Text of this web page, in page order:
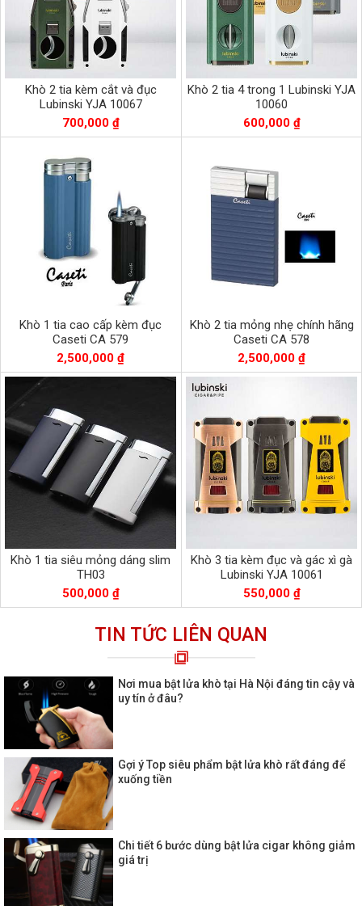
Khò 2 tia kèm cắt và đục
Lubinski YJA 10067
700,000 ₫
Khò 2 tia 4 trong 1 Lubinski YJA
10060
600,000 ₫
Khò 1 tia cao cấp kèm đục
Caseti CA 579
2,500,000 ₫
Khò 2 tia mỏng nhẹ chính hãng
Caseti CA 578
2,500,000 ₫
Khò 1 tia siêu mỏng dáng slim
TH03
500,000 ₫
Khò 3 tia kèm đục và gác xì gà
Lubinski YJA 10061
550,000 ₫
TIN TỨC LIÊN QUAN
Nơi mua bật lửa khò tại Hà Nội đáng tin cậy và
uy tín ở đâu?
Gợi ý Top siêu phẩm bật lửa khò rất đáng để
xuống tiền
Chi tiết 6 bước dùng bật lửa cigar không giảm
giá trị